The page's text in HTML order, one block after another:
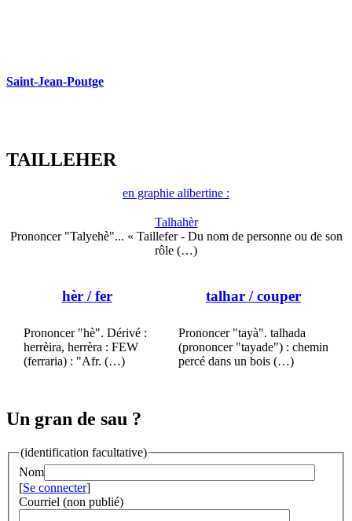
Saint-Jean-Poutge
TAILLEHER
en graphie alibertine :
Talhahèr
Prononcer "Talyehè"... « Taillefer - Du nom de personne ou de son
rôle (…)
hèr/ fer
Prononcer "hè". Dérivé :
herrèira, herrèra : FEW
(ferraria) : "Afr. (…)
talhar / couper
Prononcer "tayà". talhada
(prononcer "tayade") : chemin
percé dans un bois (…)
Un gran de sau ?
(identification facultative)
Nom
[Se connecter]
Courriel (non publié)